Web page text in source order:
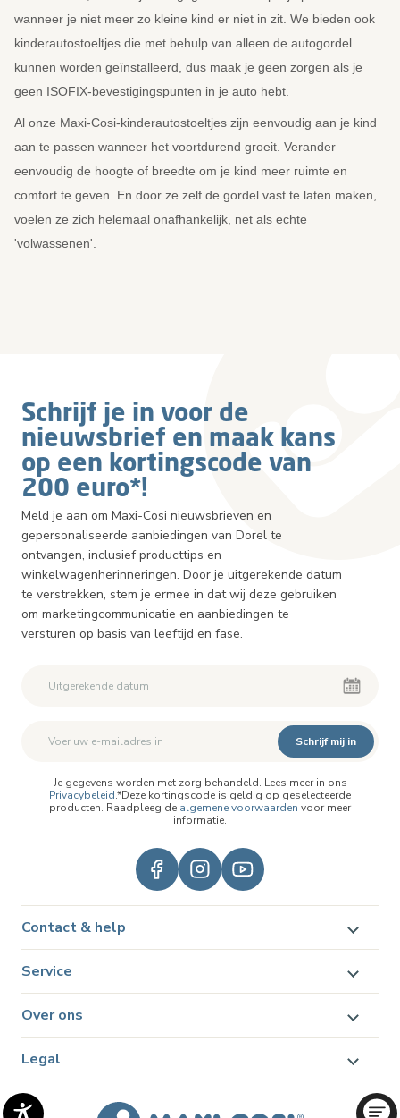
wanneer je niet meer zo kleine kind er niet in zit. We bieden ook
kinderautostoeltjes die met behulp van alleen de autogordel
kunnen worden geïnstalleerd, dus maak je geen zorgen als je
geen ISOFIX-bevestigingspunten in je auto hebt.
Al onze Maxi-Cosi-kinderautostoeltjes zijn eenvoudig aan je kind
aan te passen wanneer het voortdurend groeit. Verander
eenvoudig de hoogte of breedte om je kind meer ruimte en
comfort te geven. En door ze zelf de gordel vast te laten maken,
voelen ze zich helemaal onafhankelijk, net als echte
'volwassenen'.
Schrijf je in voor de
nieuwsbrief en maak kans
op een kortingscode van
200 euro*!
Meld je aan om Maxi-Cosi nieuwsbrieven en
gepersonaliseerde aanbiedingen van Dorel te
ontvangen, inclusief producttips en
winkelwagenherinneringen. Door je uitgerekende datum
te verstrekken, stem je ermee in dat wij deze gebruiken
om marketingcommunicatie en aanbiedingen te
versturen op basis van leeftijd en fase.
Schrijf mij in
Je gegevens worden met zorg behandeld. Lees meer in ons
Privacybeleid.*Deze kortingscode is geldig op geselecteerde
producten. Raadpleeg de algemene voorwaarden voor meer
informatie.
Contact & help
Service
Over ons
Legal